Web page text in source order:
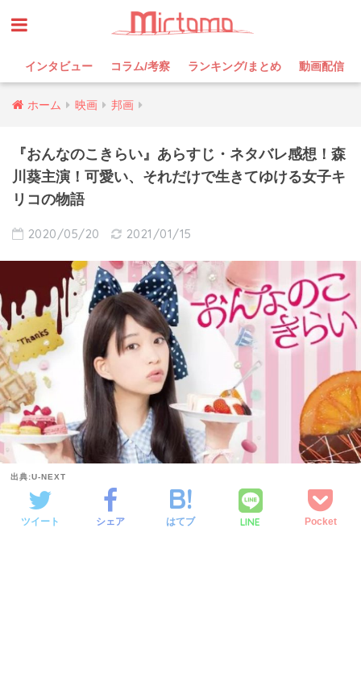
インタビュー コラム/考察 ランキング/まとめ 動画配信
ホーム 映画 邦画
『おんなのこきらい』あらすじ・ネタバレ感想！森
川葵主演！可愛い、それだけで生きてゆける女子キ
リコの物語
2020/05/20 2021/01/15
出典:U-NEXT
ツイート シェア はてブ LINE Pocket